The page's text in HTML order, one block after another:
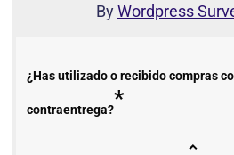
ByWordpress
¿Has utilizado o recibido compras
contraentrega?*